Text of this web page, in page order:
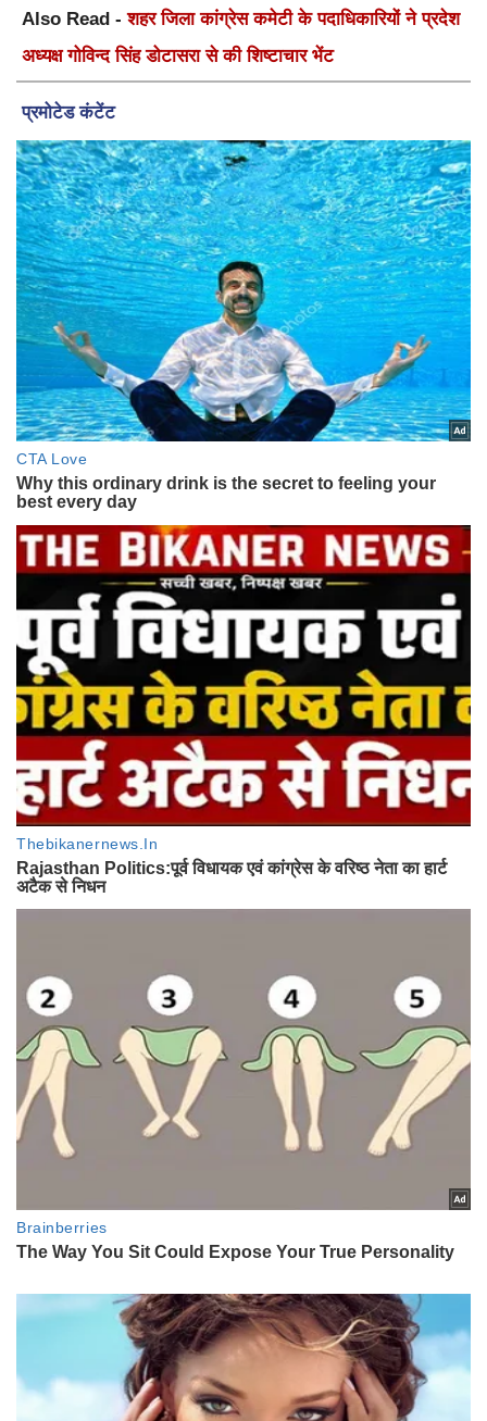
Also Read -शहर जिला कांग्रेस कमेटी के पदाधिकारियों ने प्रदेश
अध्यक्ष गोविन्द सिंह डोटासरा से की शिष्टाचार भेंट